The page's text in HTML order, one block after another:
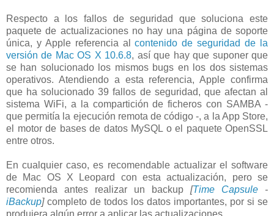
Respecto a los fallos de seguridad que soluciona este
paquete de actualizaciones no hay una página de soporte
única, y Apple referencia alcontenido de seguridad de la
versión de Mac OS X 10.6.8, así que hay que suponer que
se han solucionado los mismos bugs en los dos sistemas
operativos. Atendiendo a esta referencia, Apple confirma
que ha solucionado 39 fallos de seguridad, que afectan al
sistema WiFi, a la compartición de ficheros con SAMBA -
que permitía la ejecución remota de código -, a la App Store,
el motor de bases de datos MySQL o el paquete OpenSSL
entre otros.
En cualquier caso, es recomendable actualizar el software
de Mac OS X Leopard con esta actualización, pero se
recomienda antes realizar un backup [Time Capsule -
iBackup] completo de todos los datos importantes, por si se
produjera algún error a aplicar las actualizaciones.